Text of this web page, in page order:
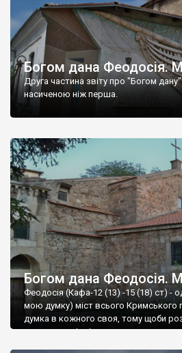
Богом дана Феодосія.
Друга частина звіту про "Богом
насиченою ніж перша.
Богом дана Феодосія.
Феодосія (Кафа-12 (13) -15 (18) ст) -
мою думку) міст всього Кримського
думка в кожного своя, тому щоби
запрошую відвідати це